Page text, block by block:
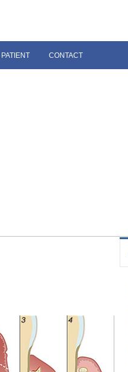
PATIENT CONTACT